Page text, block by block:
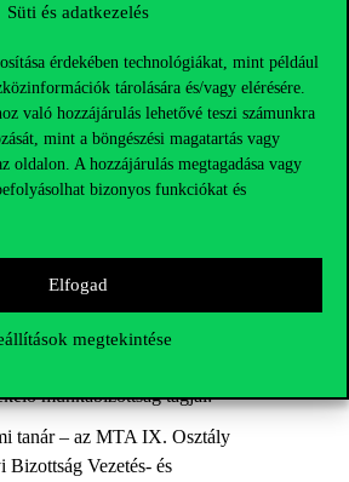
Süti és adatkezelés
érdekében technológiákat, mint például
tárolására és/vagy elérésére.
való hozzájárulás lehetővé teszi számunkra
mint a böngészési magatartás vagy
oldalon. A hozzájárulás megtagadása vagy
bizonyos funkciókat és
Elfogad
megtekintése
emeritus, DSc, Magyar Agrár- és
tanár, Miskolci Egyetem,
docens, Pécsi Tudományegyetem,
Bizottság
munkabizottság tagjai:
tanár – az MTA IX. Osztály
Bizottság Vezetés- és